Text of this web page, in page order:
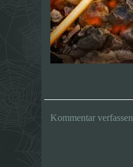
Kommentar verfassen